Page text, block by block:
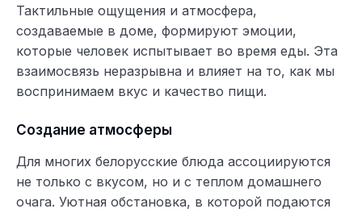
Тактильные ощущения и атмосфера,
создаваемые в доме, формируют эмоции,
которые человек испытывает во время еды. Эта
взаимосвязь неразрывна и влияет на то, как мы
воспринимаем вкус и качество пищи.
Создание атмосферы
Для многих белорусские блюда ассоциируются
не только с вкусом, но и с теплом домашнего
очага. Уютная обстановка, в которой подаются